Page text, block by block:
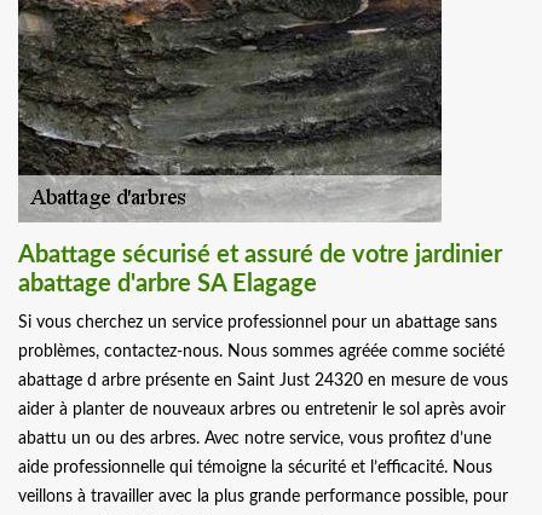
Abattage sécurisé et assuré de votre jardinier
abattage d'arbre SA Elagage
Si vous cherchez un service professionnel pour un abattage sans
problèmes, contactez-nous. Nous sommes agréée comme société
abattage d arbre présente en Saint Just 24320 en mesure de vous
aider à planter de nouveaux arbres ou entretenir le sol après avoir
abattu un ou des arbres. Avec notre service, vous profitez d’une
aide professionnelle qui témoigne la sécurité et l’efficacité. Nous
veillons à travailler avec la plus grande performance possible, pour